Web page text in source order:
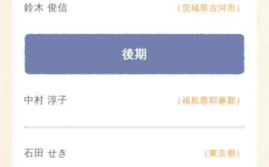
鈴木 俊信 （茨城県古河市）
後期
中村 淳子 （福島県耶麻郡）
石田 せき （東京都）